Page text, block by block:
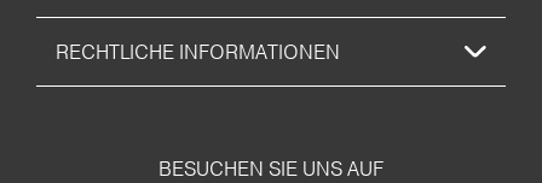
RECHTLICHE INFORMATIONEN
BESUCHEN SIE UNS AUF